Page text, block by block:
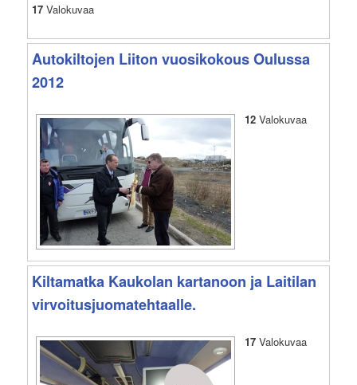
17 Valokuvaa
Autokiltojen Liiton vuosikokous Oulussa
2012
12 Valokuvaa
Kiltamatka Kaukolan kartanoon ja Laitilan
virvoitusjuomatehtaalle.
17 Valokuvaa